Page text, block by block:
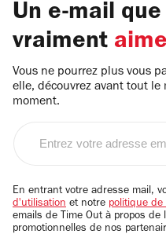
Un e-mail
vraiment
Vous ne pourrez plus vous
elle, découvrez avant tout
moment.
email
En entrant votre adresse mail,
d'utilisation et notre politique
emails de Time Out à propos
promotionnelles de nos